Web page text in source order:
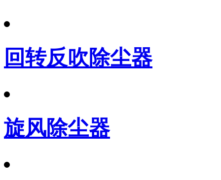
回转反吹除尘器
旋风除尘器